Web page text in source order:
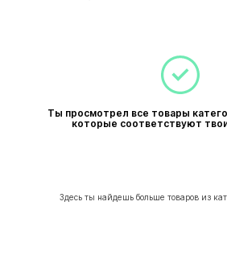
Ты просмотрел все товары
которые соответствуют
Здесь ты найдешь больше товаров из